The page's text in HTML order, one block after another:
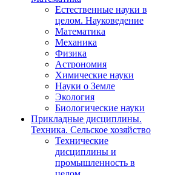
Естественные науки в
целом. Науковедение
Математика
Механика
Физика
Астрономия
Химические науки
Науки о Земле
Экология
Биологические науки
Прикладные дисциплины.
Техника. Сельское хозяйство
Технические
дисциплины и
промышленность в